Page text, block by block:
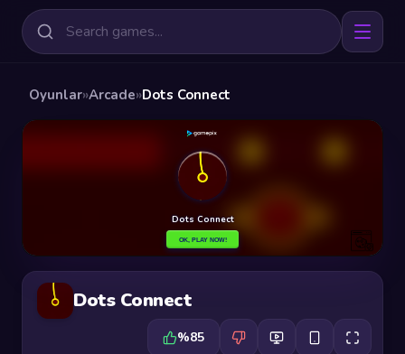
Oyunlar»Arcade»Dots Connect
Dots Connect
%85